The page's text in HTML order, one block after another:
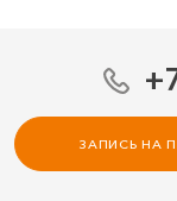
ЗАПИСЬ НА